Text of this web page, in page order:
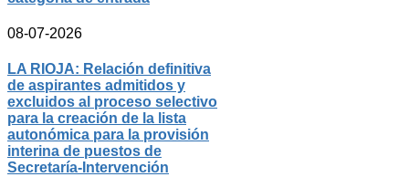
08-07-2026
LA RIOJA: Relación definitiva
de aspirantes admitidos y
excluidos al proceso selectivo
para la creación de la lista
autonómica para la provisión
interina de puestos de
Secretaría-Intervención